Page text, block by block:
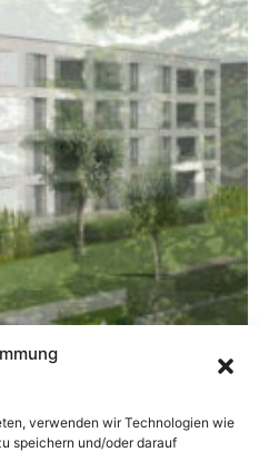
verwenden wir Technologien wie
speichern und/oder darauf